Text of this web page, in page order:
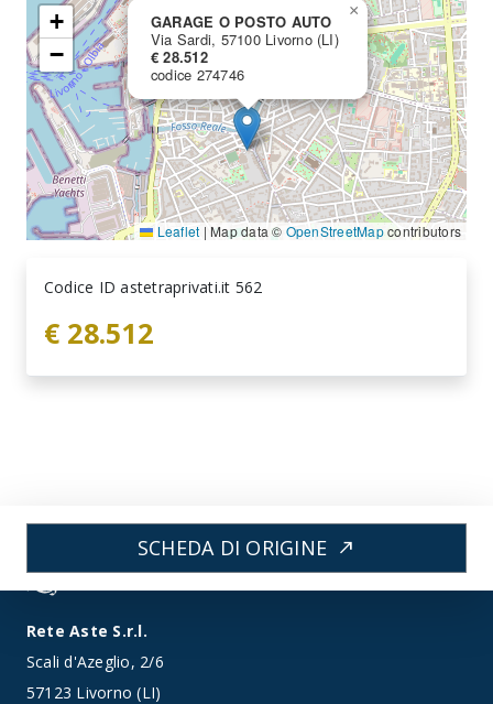
GARAGE O POSTO AUTO
Via Sardi, 57100 Livorno (LI)
€ 28.512
codice 274746
×
+
−
Leaflet | Map data © OpenStreetMapcontributors
Codice ID astetraprivati.it 562
€ 28.512
SCHEDA DI ORIGINE north_east
Rete Aste S.r.l.
Scali d'Azeglio, 2/6
57123 Livorno (LI)